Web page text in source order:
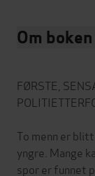
Om boken
FØRSTE,
To menn er
yngre. Mange
spor er funnet